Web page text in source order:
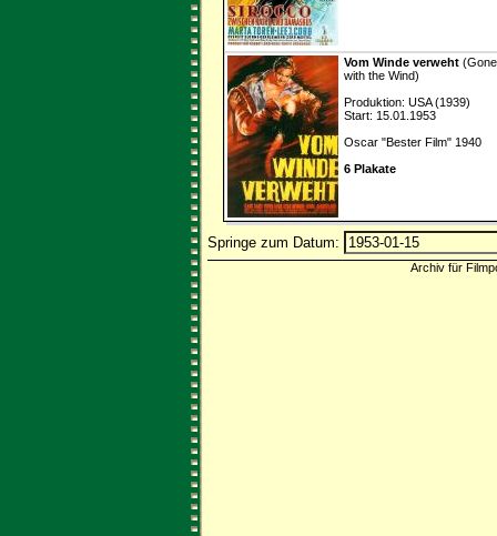
Vom Winde verweht (Gone
with the Wind)
Produktion: USA (1939)
Start: 15.01.1953
Oscar "Bester Film" 1940
6 Plakate
Springe zum Datum:
Archiv für